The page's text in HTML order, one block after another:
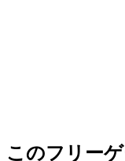
このフリー